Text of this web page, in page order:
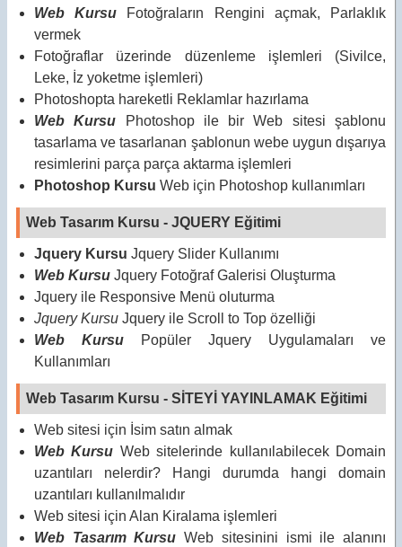
Web Kursu Fotoğraların Rengini açmak, Parlaklık
vermek
Fotoğraflar üzerinde düzenleme işlemleri (Sivilce,
Leke, İz yoketme işlemleri)
Photoshopta hareketli Reklamlar hazırlama
Web Kursu
Photoshop ile bir Web sitesi şablonu
tasarlama ve tasarlanan şablonun webe uygun dışarıya
resimlerini parça parça aktarma işlemleri
Photoshop Kursu Web için Photoshop kullanımları
Web Tasarım Kursu - JQUERY Eğitimi
Jquery Kursu Jquery Slider Kullanımı
Web Kursu Jquery Fotoğraf Galerisi Oluşturma
Jquery ile Responsive Menü oluturma
Jquery Kursu Jquery ile Scroll to Top özelliği
Web Kursu
Popüler Jquery Uygulamaları ve
Kullanımları
Web Tasarım Kursu - SİTEYİ YAYINLAMAK Eğitimi
Web sitesi için İsim satın almak
Web Kursu Web sitelerinde kullanılabilecek Domain
uzantıları nelerdir? Hangi durumda hangi domain
uzantıları kullanılmalıdır
Web sitesi için Alan Kiralama işlemleri
Web Tasarım KursuWeb sitesinini ismi ile alanını